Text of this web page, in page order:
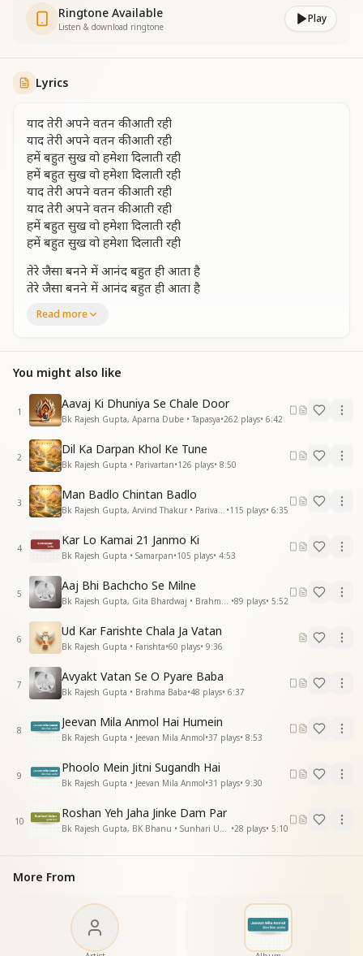
Ringtone Available
Listen & download ringtone
Play
Lyrics
याद तेरी अपने वतन की आती रही
याद तेरी अपने वतन की आती रही
हमें बहुत सुख वो हमेशा दिलाती रही
हमें बहुत सुख वो हमेशा दिलाती रही
याद तेरी अपने वतन की आती रही
याद तेरी अपने वतन की आती रही
हमें बहुत सुख वो हमेशा दिलाती रही
हमें बहुत सुख वो हमेशा दिलाती रही
तेरे जैसा बनने में आनंद बहुत ही आता है
तेरे जैसा बनने में आनंद बहुत ही आता है
मन यही गीत गाता है मन यही गीत गाता है
याद तेरी अपने वतन की आती रही
हमें बहुत सुख वो हमेशा दिलाती रही
हमें बहुत सुख वो हमेशा दिलाती रही
तेरी श्रीमत अपनाता जो बादशाही वो पाता है
तेरी श्रीमत अपनाता जो बादशाही वो पाता है
तुमसे जो मिलने आए वो
कभी नही फरमाता है कभी नही फरमाता है
याद तेरी अपने वतन की आती रही
याद तेरी अपने वतन की आती रही
हमें बहुत सुख वो हमेशा दिलाती रही
हमें बहुत सुख वो हमेशा दिलाती रही
जब जब पास बुलाते हो नई सृष्टि रचाते हो
जब जब पास बुलाते हो नई सृष्टि रचाते हो
सोलह कला से जो संपन्न हो
स्वर्ग में उनको बसाते हो स्वर्ग में उनको बसाते हो
याद तेरी अपने वतन की आती रही
याद तेरी अपने वतन की आती रही
हमें बहुत सुख वो हमेशा दिलाती रही
हमें बहुत सुख वो हमेशा दिलाती रही
फूलों के जैसा महकना ही तुम हमें सिखलाते हो
फूलों के जैसा महकना ही तुम हमें सिखलाते हो
रूहानी नशे में रहना तुम
हमको सदा ही बताते हो हमको सदा ही बताते हो
याद तेरी अपने वतन की आती रही
हमें बहुत सुख वो हमेशा दिलाती रही
हमें बहुत सुख वो हमेशा दिलाती रही
याद तेरी अपने वतन की आती रही
याद तेरी अपने वतन की आती रही
Read more
You might also like
1
Aavaj Ki Dhuniya Se Chale Door
Bk Rajesh Gupta, Aparna Dube • Tapasya•262 plays• 6:42
2
Dil Ka Darpan Khol Ke Tune
Bk Rajesh Gupta • Parivartan•126 plays• 8:50
3
Man Badlo Chintan Badlo
•115 plays• 6:35
4
Kar Lo Kamai 21 Janmo Ki
Bk Rajesh Gupta • Samarpan•105 plays• 4:53
5
Aaj Bhi Bachcho Se Milne
•89 plays• 5:52
6
Ud Kar Farishte Chala Ja Vatan
Bk Rajesh Gupta • Farishta•60 plays• 9:36
7
Avyakt Vatan Se O Pyare Baba
Bk Rajesh Gupta • Brahma Baba•48 plays• 6:37
8
Jeevan Mila Anmol Hai Humein
Bk Rajesh Gupta • Jeevan Mila Anmol•37 plays• 8:53
9
Phoolo Mein Jitni Sugandh Hai
Bk Rajesh Gupta • Jeevan Mila Anmol•31 plays• 9:30
10
Roshan Yeh Jaha Jinke Dam Par
•28 plays• 5:10
More From